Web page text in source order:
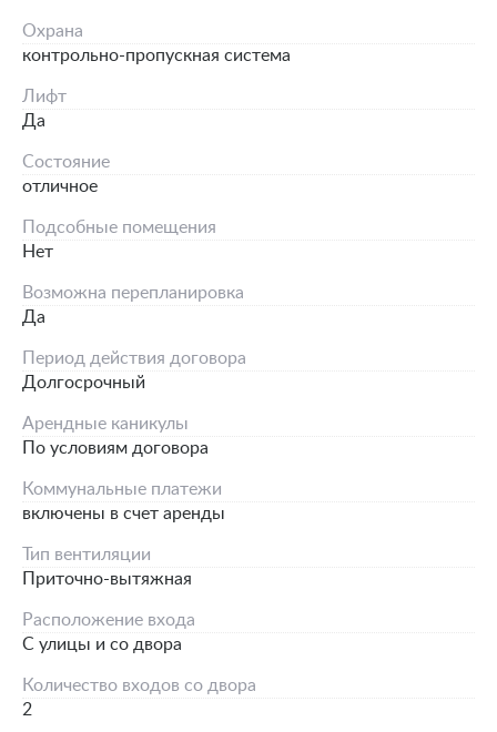
Охрана
контрольно-пропускная система
Лифт
Да
Состояние
отличное
Подсобные помещения
Нет
Возможна перепланировка
Да
Период действия договора
Долгосрочный
Арендные каникулы
По условиям договора
Коммунальные платежи
включены в счет аренды
Тип вентиляции
Приточно-вытяжная
Расположение входа
С улицы и со двора
Количество входов со двора
2